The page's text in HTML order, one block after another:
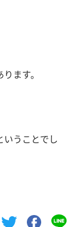
ます。
いうことでし